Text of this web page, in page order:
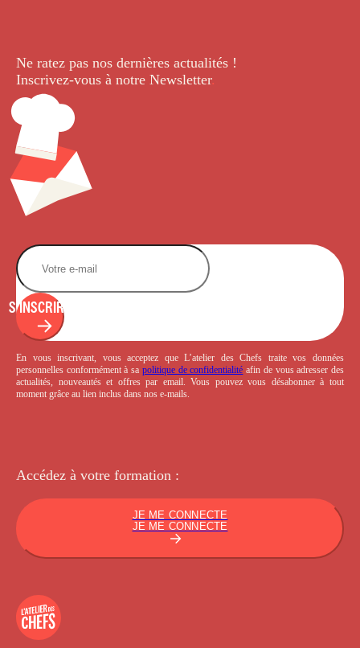
Ne ratez pas nos dernières actualités !
Inscrivez-vous à notre Newsletter.
S'INSCRIRE
En vous inscrivant, vous acceptez que L’atelier des Chefs traite vos données
personnelles conformément à sa politique de confidentialité afin de vous adresser des
actualités, nouveautés et offres par email. Vous pouvez vous désabonner à tout
moment grâce au lien inclus dans nos e-mails.
Accédez à votre formation :
JE ME CONNECTE
JE ME CONNECTE